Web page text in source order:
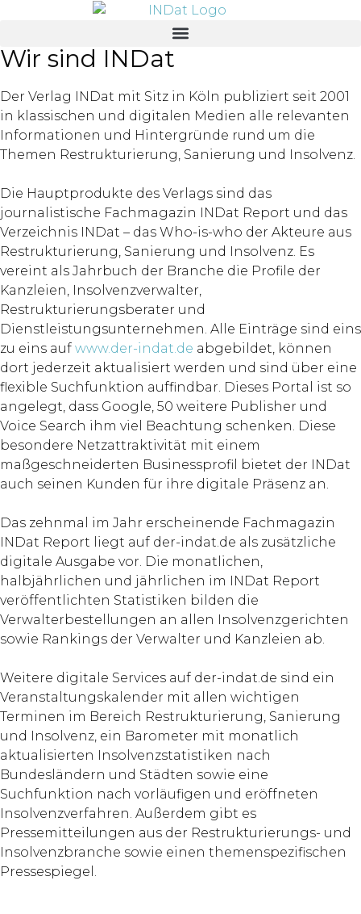
Wir sind INDat
Der Verlag INDat mit Sitz in Köln publiziert seit 2001
in klassischen und digitalen Medien alle relevanten
Informationen und Hintergründe rund um die
Themen Restrukturierung, Sanierung und Insolvenz.
Die Hauptprodukte des Verlags sind das
journalistische Fachmagazin INDat Report und das
Verzeichnis INDat – das Who-is-who der Akteure aus
Restrukturierung, Sanierung und Insolvenz. Es
vereint als Jahrbuch der Branche die Profile der
Kanzleien, Insolvenzverwalter,
Restrukturierungsberater und
Dienstleistungsunternehmen. Alle Einträge sind eins
zu eins auf www.der-indat.de abgebildet, können
dort jederzeit aktualisiert werden und sind über eine
flexible Suchfunktion auffindbar. Dieses Portal ist so
angelegt, dass Google, 50 weitere Publisher und
Voice Search ihm viel Beachtung schenken. Diese
besondere Netzattraktivität mit einem
maßgeschneiderten Businessprofil bietet der INDat
auch seinen Kunden für ihre digitale Präsenz an.
Das zehnmal im Jahr erscheinende Fachmagazin
INDat Report liegt auf der-indat.de als zusätzliche
digitale Ausgabe vor. Die monatlichen,
halbjährlichen und jährlichen im INDat Report
veröffentlichten Statistiken bilden die
Verwalterbestellungen an allen Insolvenzgerichten
sowie Rankings der Verwalter und Kanzleien ab.
Weitere digitale Services auf der-indat.de sind ein
Veranstaltungskalender mit allen wichtigen
Terminen im Bereich Restrukturierung, Sanierung
und Insolvenz, ein Barometer mit monatlich
aktualisierten Insolvenzstatistiken nach
Bundesländern und Städten sowie eine
Suchfunktion nach vorläufigen und eröffneten
Insolvenzverfahren. Außerdem gibt es
Pressemitteilungen aus der Restrukturierungs- und
Insolvenzbranche sowie einen themenspezifischen
Pressespiegel.